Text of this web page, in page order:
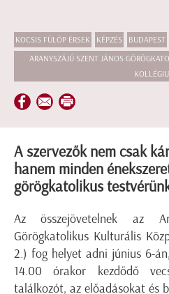
KOCSIS FÜLÖP ÉRSEK KÉPZÉS BUDAPEST
ARANYSZÁJÚ SZENT JÁNOS
A szervezők nem csak
hanem minden
görögkatolikus
Az összejövetelnek az
Görögkatolikus Kulturális
2.) fog helyet adni június 6-
14.00 órakor kezdődő
találkozót, az előadásokat és